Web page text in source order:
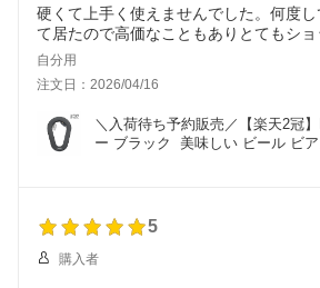
硬くて上手く使えませんでした。何度
て居たので高価なこともありとてもショ
自分用
注文日：2026/04/16
＼入荷待ち予約販売／【楽天2冠
ー ブラック  美味しい ビール ビ
5
購入者